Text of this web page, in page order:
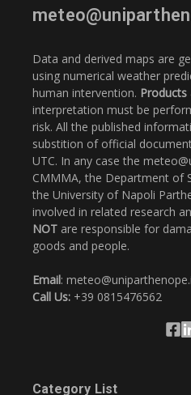
Data and derived maps are
using numerical weather
human intervention. Products
interpretation must be
risk. All the published
substition of official
UTC. In any case the
CMMMA, the Department of
the University of Napoli
involved in related research
NOT are responsible for
goods and people.
Email:
Call Us: +39 0815476562
Category List